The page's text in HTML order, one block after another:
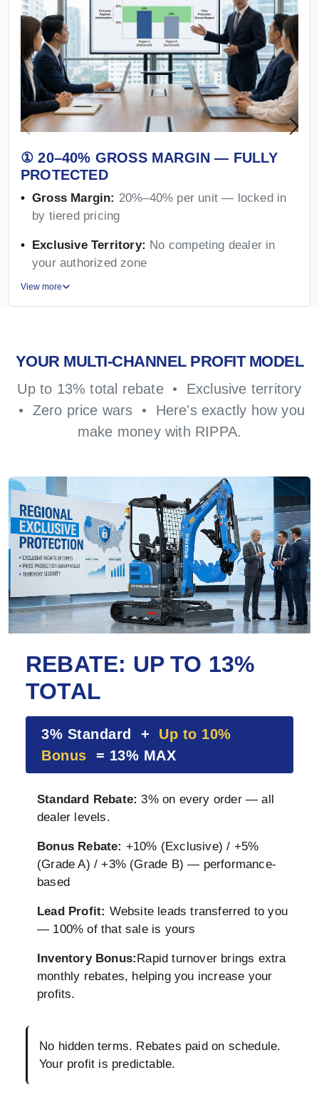
① 20–40% GROSS MARGIN — FULLY
PROTECTED
Gross Margin: 20%–40% per unit — locked in
by tiered pricing
Exclusive Territory: No competing dealer in
your authorized zone
View more
YOUR MULTI-CHANNEL PROFIT MODEL
Up to 13% total rebate • Exclusive territory
• Zero price wars • Here's exactly how you
make money with RIPPA.
REBATE: UP TO 13%
TOTAL
3% Standard + Up to 10%
Bonus = 13% MAX
Standard Rebate: 3% on every order — all
dealer levels.
Bonus Rebate: +10% (Exclusive) / +5%
(Grade A) / +3% (Grade B) — performance-
based
Lead Profit: Website leads transferred to you
— 100% of that sale is yours
Inventory Bonus:Rapid turnover brings extra
monthly rebates, helping you increase your
profits.
No hidden terms. Rebates paid on schedule.
Your profit is predictable.